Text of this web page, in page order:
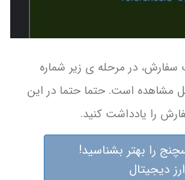
سفارش، در مرحله ی زیر شماره
مشاهده است. حتما حتما در این
را یادداشت کنید.
را بهتر بشناسید!
دیجیتال